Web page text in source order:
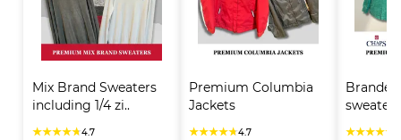
Mix Brand Sweaters
including 1/4 zi..
★★★★★4.7
Premium Columbia
Jackets
★★★★★4.7 ★★★★★